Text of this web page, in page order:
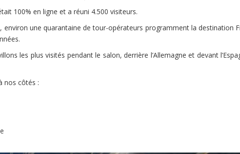
100% en ligne et a réuni 4.500 visiteurs.
environ une quarantaine de tour-opérateurs programment la destination
les plus visités pendant le salon, derrière l’Allemagne et devant
nos côtés :